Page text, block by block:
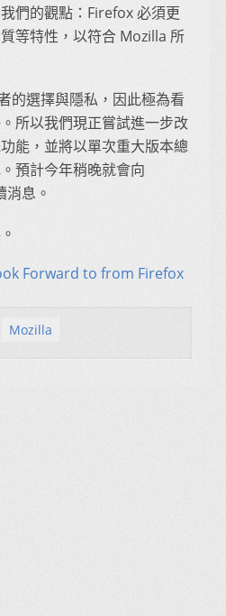
們的觀點：Firefox 必須更
等特性，以符合 Mozilla 所
的選擇與隱私，因此極為看
所以我們現正嘗試進一步改
能，並將以單次重大版本總
預計今年稍晚就會向
息。
Forward to from Firefox
Mozilla